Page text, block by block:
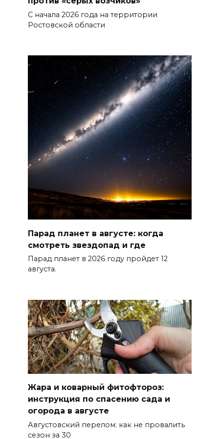
07 августа 2026 14:28
Раскаленный август
До 120 человек на борту:
новому «Метеору» присвоили
имя «Андрей Байков»
07 августа 2026 14:25
Миграционная ситуация на
Дону
07 августа 2026 14:20
Штормовое предупреждение:
на Ростовскую область
надвигаются ливни с градом
В Общественной палате
07 августа 2026 13:43
Памятник Ермаку в
Новочеркасске перекрасили в
черный цвет – общественники
бьют тревогу
07 августа 2026 13:38
Мем с Путиным, российские
лекарства и уникальные
С начала 2026 года на территории
Ростовской области
Парад планет в августе: когда
смотреть звездопад и где
Парад планет в 2026 году пройдет 12
августа.
Жара и коварный фитофтороз:
инструкция по спасению сада и
огорода в августе
Августовский перелом: как не провалить
сезон за 30